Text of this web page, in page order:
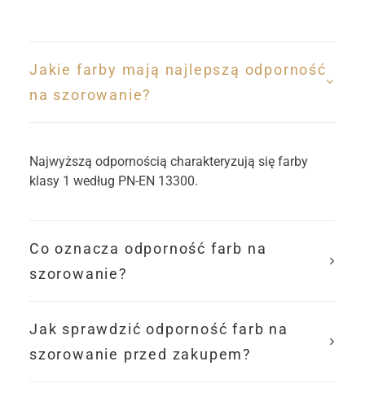
Jakie farby mają najlepszą odporność
na szorowanie?
Najwyższą odpornością charakteryzują się farby
klasy 1 według PN-EN 13300.
Co oznacza odporność farb na
szorowanie?
Jak sprawdzić odporność farb na
szorowanie przed zakupem?